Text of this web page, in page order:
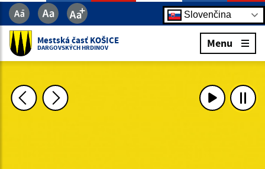
Slovenčina
Mestská časť KOŠICE
DARGOVSKÝCH HRDINOV Menu